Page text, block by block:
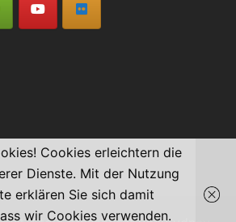
Cookies erleichtern die
Dienste. Mit der Nutzung
erklären Sie sich damit
wir Cookies verwenden.